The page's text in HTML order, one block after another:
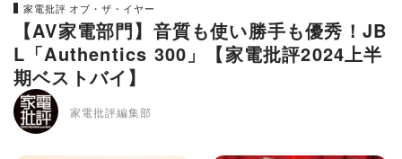
家電批評 オブ・ザ・イヤー
【AV家電部門】音質も使い勝手も優秀！JB
L「Authentics 300」【家電批評2024上半
期ベストバイ】
家電批評編集部